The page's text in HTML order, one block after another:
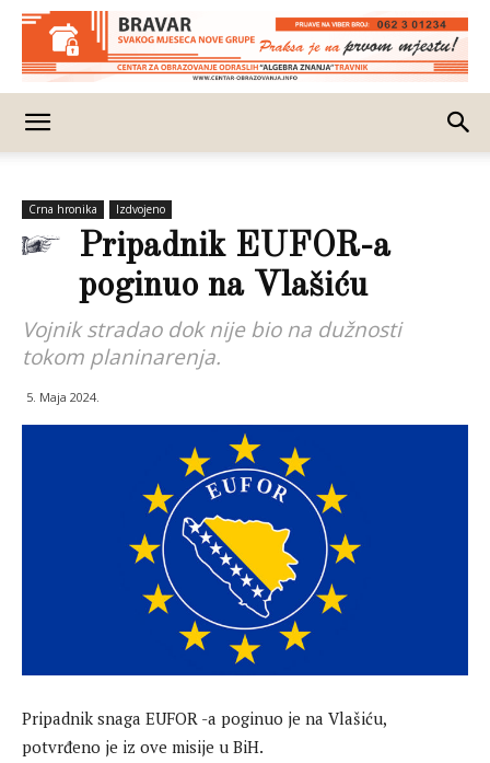
Crna hronika Izdvojeno
Pripadnik EUFOR-a
poginuo na Vlašiću
Vojnik stradao dok nije bio na dužnosti
tokom planinarenja.
5. Maja 2024.
Pripadnik snaga EUFOR -a poginuo je na Vlašiću,
potvrđeno je iz ove misije u BiH.